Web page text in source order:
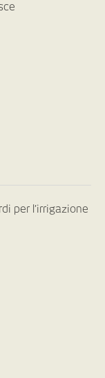
per l’irrigazione